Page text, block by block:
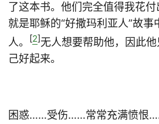
了这本书。他们完全值得我花
就是耶稣的“好撒玛利亚人”故
人。
[2]无人想要帮助他，因此
己好起来。
困惑……受伤……常常充满愤恨